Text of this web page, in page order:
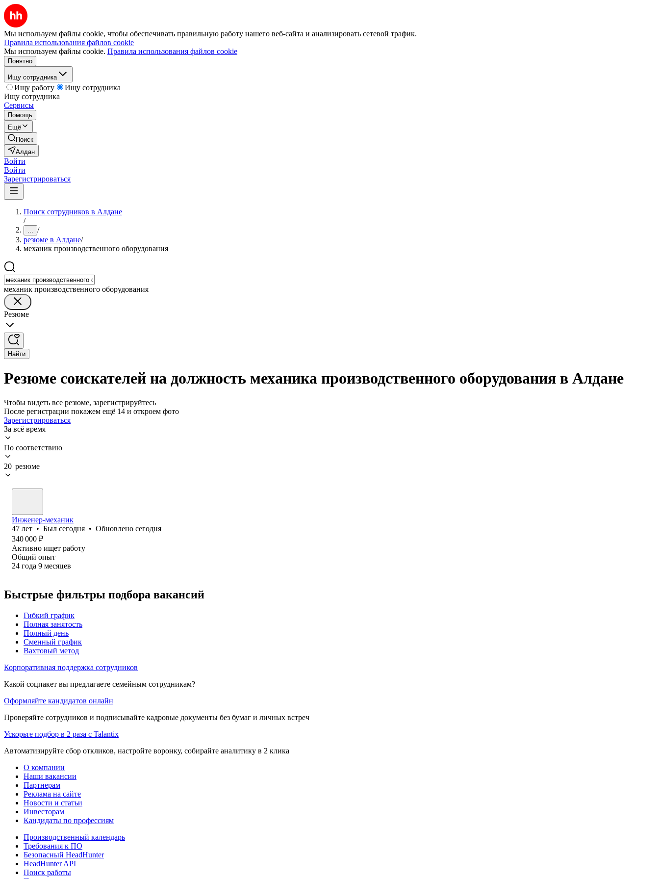
Мы используем файлы cookie, чтобы обеспечивать правильную работу нашего веб-сайта и анализировать сетевой трафик.
Правила использования файлов cookie
Мы используем файлы cookie. Правила использования файлов cookie
Понятно
Ищу сотрудника
Ищу работу
Ищу сотрудника
Ищу сотрудника
Сервисы
Помощь
Ещё
Поиск
Алдан
Войти
Войти
Зарегистрироваться
Поиск сотрудников в Алдане
/
... /
резюме в Алдане/
механик производственного оборудования
механик производственного оборудования
Резюме
Найти
Резюме соискателей на должность механика производственного оборудования в Алдане
Чтобы видеть все резюме, зарегистрируйтесь
После регистрации покажем ещё 14 и откроем фото
Зарегистрироваться
За всё время
По соответствию
20 резюме
Инженер-механик
47 лет • Был сегодня • Обновлено сегодня
340 000 ₽
Активно ищет работу
Общий опыт
24 года 9 месяцев
Быстрые фильтры подбора вакансий
Гибкий график
Полная занятость
Полный день
Сменный график
Вахтовый метод
Корпоративная поддержка сотрудников
Какой соцпакет вы предлагаете семейным сотрудникам?
Оформляйте кандидатов онлайн
Проверяйте сотрудников и подписывайте кадровые документы без бумаг и личных встреч
Ускорьте подбор в 2 раза с Talantix
Автоматизируйте сбор откликов, настройте воронку, собирайте аналитику в 2 клика
О компании
Наши вакансии
Партнерам
Реклама на сайте
Новости и статьи
Инвесторам
Кандидаты по профессиям
Производственный календарь
Требования к ПО
Безопасный HeadHunter
HeadHunter API
Поиск работы